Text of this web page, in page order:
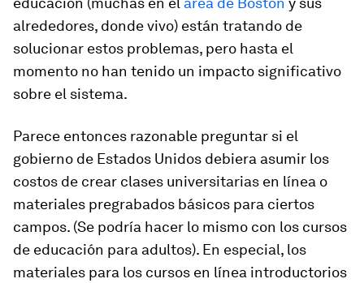
alrededores, donde vivo) están tratando de
solucionar estos problemas, pero hasta el
momento no han tenido un impacto significativo
sobre el sistema.
Parece entonces razonable preguntar si el
gobierno de Estados Unidos debiera asumir los
costos de crear clases universitarias en línea o
materiales pregrabados básicos para ciertos
campos. (Se podría hacer lo mismo con los cursos
de educación para adultos). En especial, los
materiales para los cursos en línea introductorios